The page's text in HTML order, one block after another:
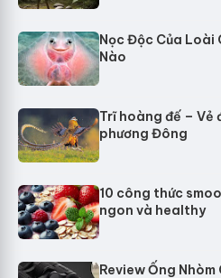
Nọc Độc Của Loài
Nào
Trĩ hoàng đế – Vẻ
phương Đông
10 công thức
ngon và healthy
Review Ống Nhòm